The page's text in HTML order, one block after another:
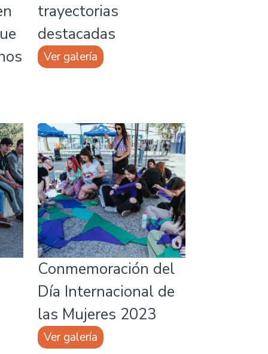
trayectorias
destacadas
Ver galería
Conmemoración del
Día Internacional de
las Mujeres 2023
Ver galería